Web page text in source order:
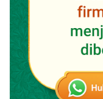
dan sangat
itu, Saudara Li
Tuhan di balik
dan
membicarakan